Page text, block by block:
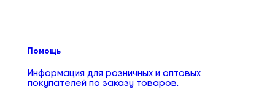
Помощь
Информация для розничных и оптовых
покупателей по заказу товаров.